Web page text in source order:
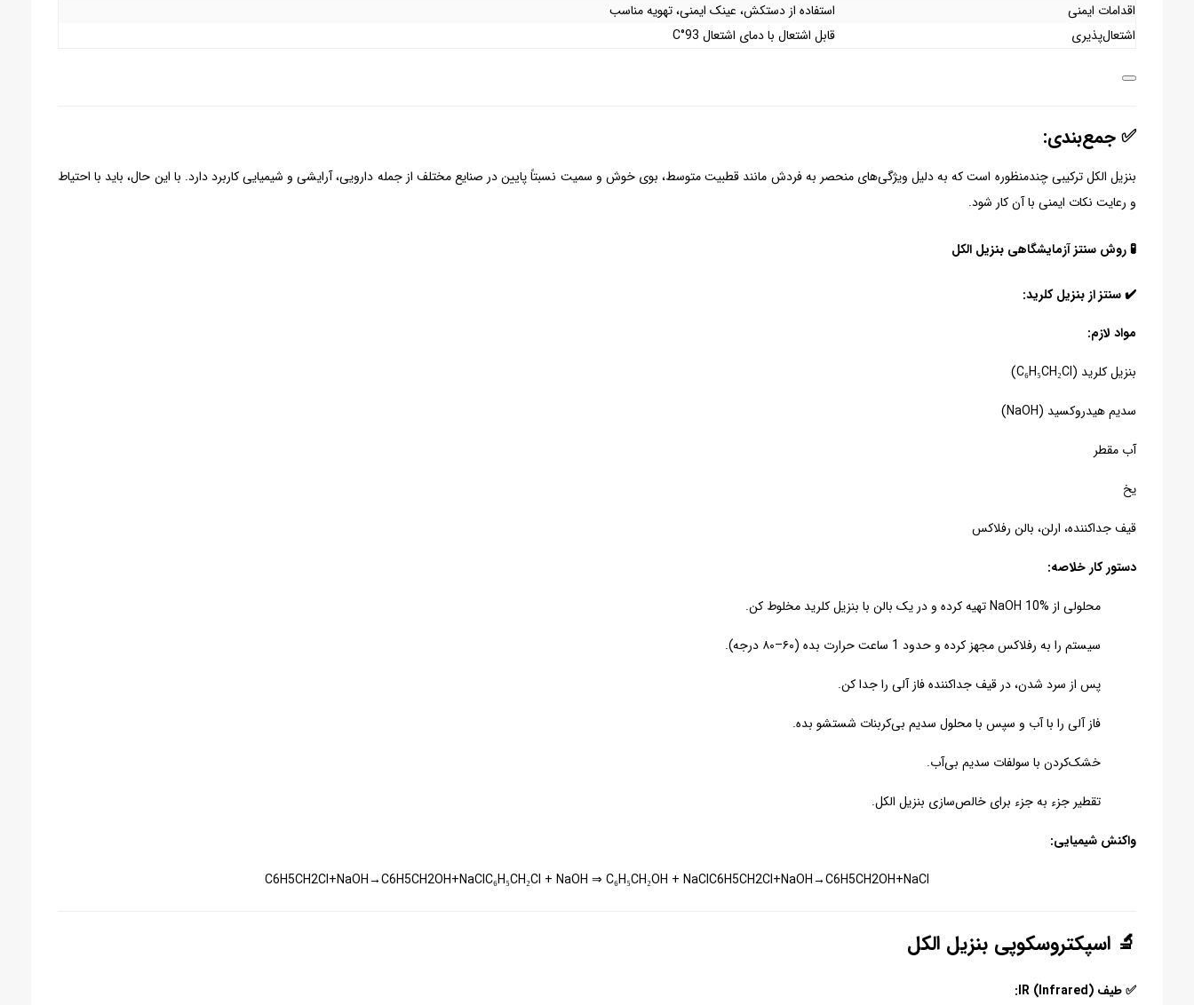
اقدامات ایمنی
استفاده از دستکش، عینک ایمنی، تهویه مناسب
اشتعال‌پذیری
قابل اشتعال با دمای اشتعال 93°C
✅ جمع‌بندی:
بنزیل الکل ترکیبی چندمنظوره است که به دلیل ویژگی‌های منحصر به فردش مانند قطبیت متوسط، بوی خوش و سمیت نسبتاً پایین در صنایع مختلف از جمله دارویی، آرایشی و شیمیایی کاربرد دارد. با این حال، باید با احتیاط
و رعایت نکات ایمنی با آن کار شود.
🧪 روش سنتز آزمایشگاهی بنزیل الکل
✔️ سنتز از بنزیل کلرید:
مواد لازم:
بنزیل کلرید (C₆H₅CH₂Cl)
سدیم هیدروکسید (NaOH)
آب مقطر
یخ
قیف جداکننده، ارلن، بالن رفلاکس
دستور کار خلاصه:
محلولی از NaOH 10% تهیه کرده و در یک بالن با بنزیل کلرید مخلوط کن.
سیستم را به رفلاکس مجهز کرده و حدود 1 ساعت حرارت بده (۶۰–۸۰ درجه).
پس از سرد شدن، در قیف جداکننده فاز آلی را جدا کن.
فاز آلی را با آب و سپس با محلول سدیم بی‌کربنات شستشو بده.
خشک‌کردن با سولفات سدیم بی‌آب.
تقطیر جزء به جزء برای خالص‌سازی بنزیل الکل.
واکنش شیمیایی:
C6H5CH2Cl+NaOH→C6H5CH2OH+NaClC₆H₅CH₂Cl + NaOH ⇒ C₆H₅CH₂OH + NaClC6​H5​CH2​Cl+NaOH→C6​H5​CH2​OH+NaCl
🔬 اسپکتروسکوپی بنزیل الکل
✅ طیف IR (Infrared):